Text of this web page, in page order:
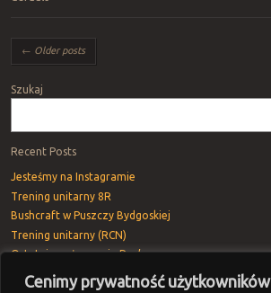
Cenimy prywatność użytkowników
Post navigation
← Older posts
Szukaj
Recent Posts
Jesteśmy na Instagramie
Trening unitarny 8R
Bushcraft w Puszczy Bydgoskiej
Trening unitarny (RCN)
Ostatnie pożegnanie Rav’a
Recent Comments